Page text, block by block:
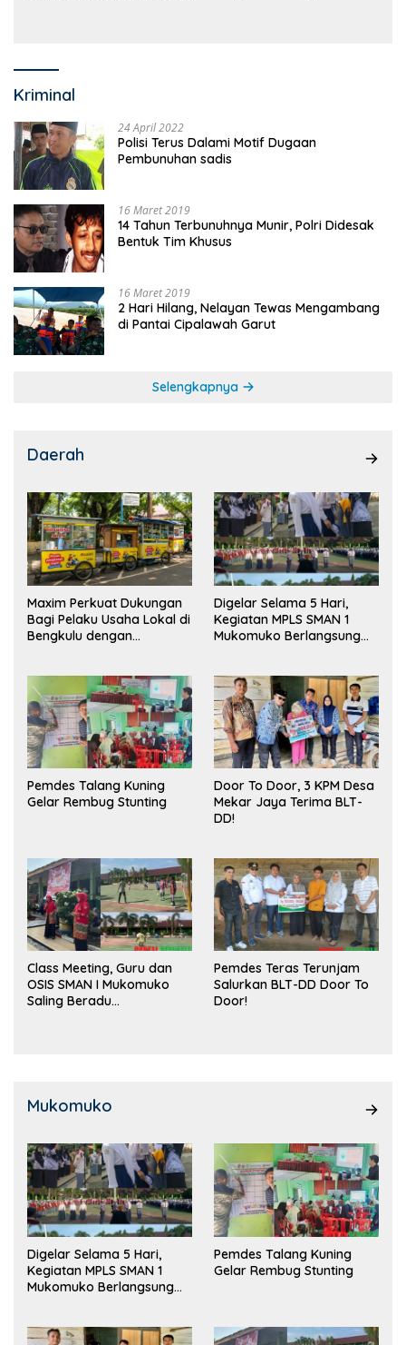
Kriminal
24 April 2022
Polisi Terus Dalami Motif Dugaan
Pembunuhan sadis
16 Maret 2019
14 Tahun Terbunuhnya Munir, Polri Didesak
Bentuk Tim Khusus
16 Maret 2019
2 Hari Hilang, Nelayan Tewas Mengambang
di Pantai Cipalawah Garut
Selengkapnya
Daerah
Maxim Perkuat Dukungan
Bagi Pelaku Usaha Lokal di
Bengkulu dengan
Pasar
Digelar Selama 5 Hari,
Kegiatan MPLS SMAN 1
Mukomuko Berlangsung
Pemdes Talang Kuning
Gelar Rembug Stunting
Door To Door, 3 KPM Desa
Mekar Jaya Terima BLT-
DD!
Class Meeting, Guru dan
OSIS SMAN I Mukomuko
Saling Beradu
Pemdes Teras Terunjam
Salurkan BLT-DD Door To
Door!
Mukomuko
Digelar Selama 5 Hari,
Kegiatan MPLS SMAN 1
Mukomuko Berlangsung
Pemdes Talang Kuning
Gelar Rembug Stunting